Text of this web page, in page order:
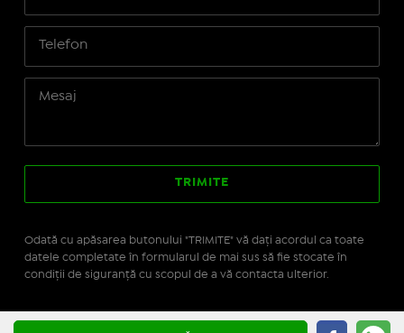
Odată cu apăsarea butonului "TRIMITE" vă daţi acordul ca toate
datele completate în formularul de mai sus să fie stocate în
condiţii de siguranţă cu scopul de a vă contacta ulterior.
IMOPEDIA.ro - Anunțuri